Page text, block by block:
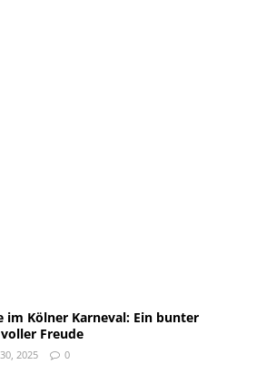
im Kölner Karneval: Ein bunter
Freude
2025 0